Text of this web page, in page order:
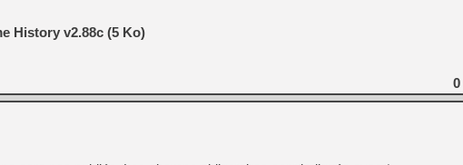
[Mo5] Deux inédits du
[GK] Le beat'em up The
[GK] Endless Legend 2 :
[LS] [PS5] Le WebKit
History v2.88c (5 Ko)
0